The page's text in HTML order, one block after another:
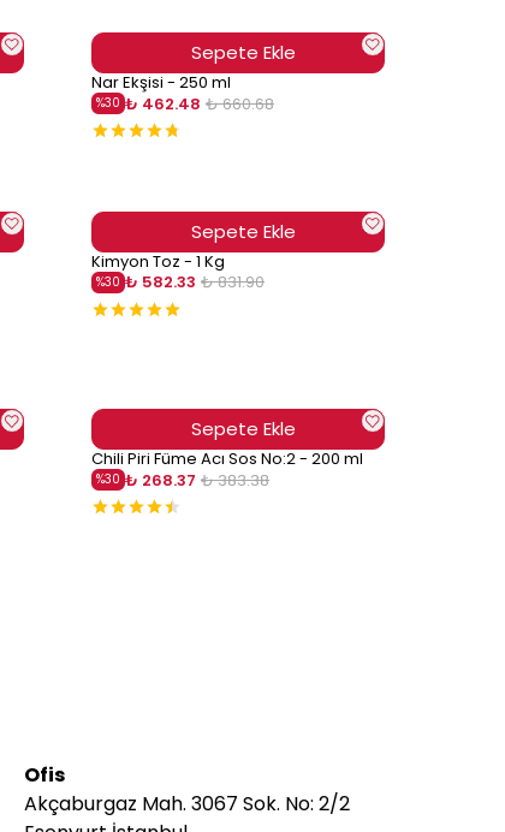
Sepete Ekle
Nar Ekşisi - 250 ml
%30 ₺ 462.48 ₺ 660.68
Sepete Ekle
Kimyon Toz - 1 Kg
%30 ₺ 582.33 ₺ 831.90
Sepete Ekle
Chili Piri Füme Acı Sos No:2 - 200 ml
%30 ₺ 268.37 ₺ 383.38
Ofis
Akçaburgaz Mah. 3067 Sok. No: 2/2